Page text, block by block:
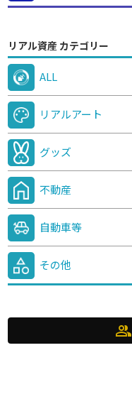
リアル資産 カテゴリー
ALL
リアルアート
グッズ
不動産
自動車等
その他
group